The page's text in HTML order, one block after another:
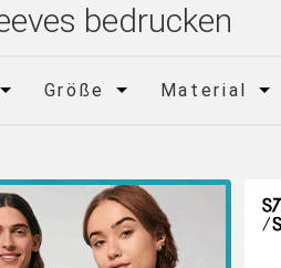
bedrucken
Größe Material